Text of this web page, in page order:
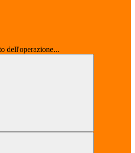
dell'operazione...